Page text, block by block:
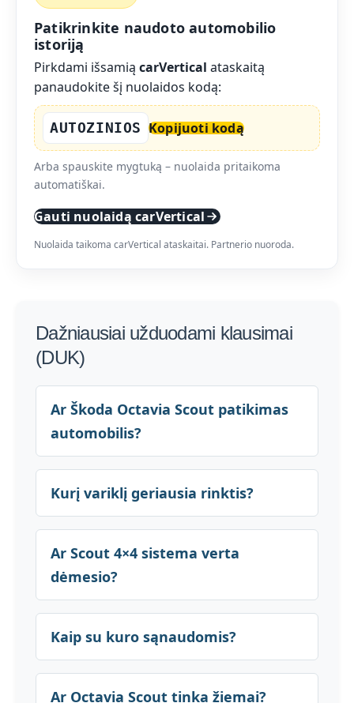
Patikrinkite naudoto automobilio
istoriją
Pirkdami išsamią carVertical ataskaitą
panaudokite šį nuolaidos kodą:
AUTOZINIOS Kopijuoti kodą
Arba spauskite mygtuką – nuolaida pritaikoma
automatiškai.
Gauti nuolaidą carVertical
Nuolaida taikoma carVertical ataskaitai. Partnerio nuoroda.
Dažniausiai užduodami klausimai
(DUK)
Ar Škoda Octavia Scout patikimas
automobilis?
Kurį variklį geriausia rinktis?
Ar Scout 4×4 sistema verta
dėmesio?
Kaip su kuro sąnaudomis?
Ar Octavia Scout tinka žiemai?